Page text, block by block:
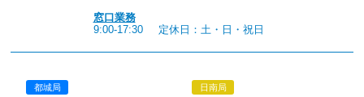
窓口業務
9:00-17:30
定休日：土・日・祝日
都城局 日南局